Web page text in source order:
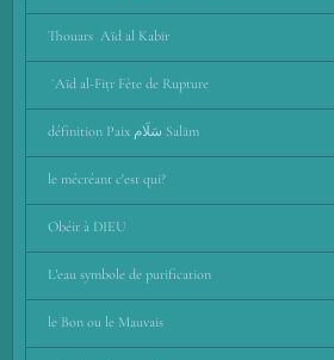
Thouars Aïd al Kabīr
‎ ʻAïd al-Fiṭr Fête de Rupture
définition Paix سَلَام Salām
le mécréant c'est qui?
Obéir à DIEU
L’eau symbole de purification
le Bon ou le Mauvais